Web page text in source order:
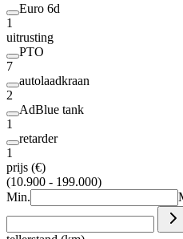
Euro 6d
1
uitrusting
PTO
7
autolaadkraan
2
AdBlue tank
1
retarder
1
prijs (€)
(10.900 - 199.000)
Min.